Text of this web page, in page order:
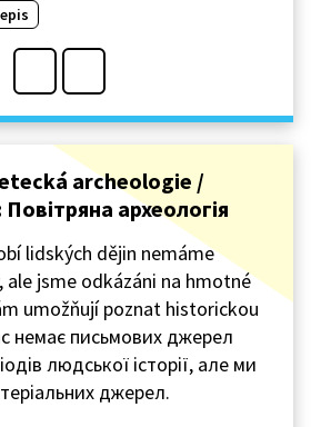
archeologie /
археологія
lidských dějin nemáme
ale jsme odkázáni na hmotné
umožňují poznat historickou
немає письмових джерел
людської історії, але ми
джерел.